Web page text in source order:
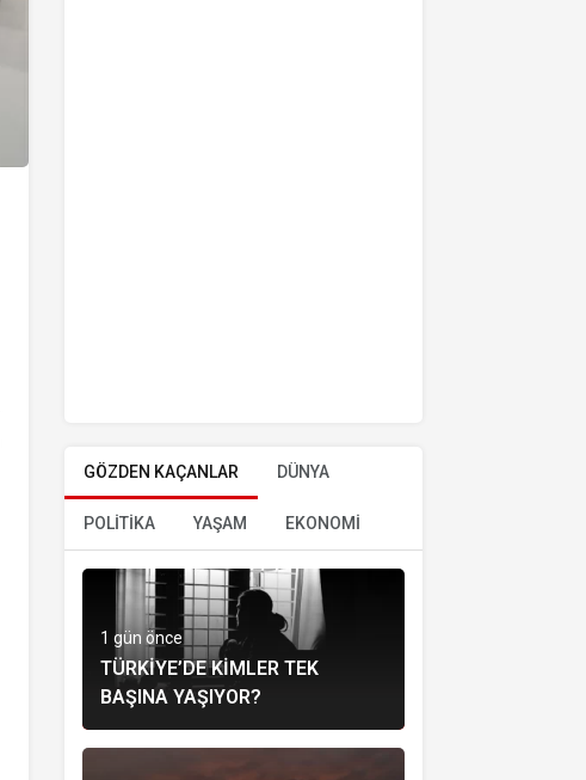
GÖZDEN KAÇANLAR DÜNYA
POLİTİKA YAŞAM EKONOMİ
1 gün önce
TÜRKIYE’DE KIMLER TEK
BAŞINA YAŞIYOR?